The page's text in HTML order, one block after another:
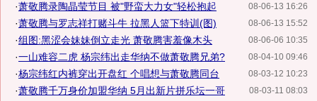
08-06-13 16:26
·萧敬腾录陶晶莹节目 被"野蛮大力女"轻松抱起
08-06-13 15:52
·萧敬腾与罗志祥打赌斗牛 拉黑人篮下特训(图)
08-06-06 10:35
·组图:黑涩会妹妹倒立走光 萧敬腾害羞像木头
08-04-10 09:46
·一山难容二虎 杨宗纬出走华纳不做萧敬腾兄弟?
08-03-12 10:23
·杨宗纬红内裤穿出开盘红 个唱想与萧敬腾同台
08-03-11 08:03
·萧敬腾千万身价加盟华纳 5月出新片拼乐坛一哥